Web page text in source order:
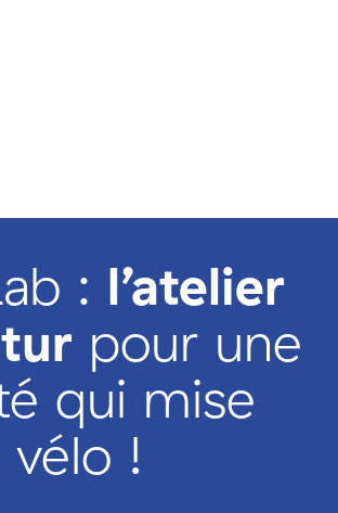
: l’atelier
pour une
qui mise
vélo !